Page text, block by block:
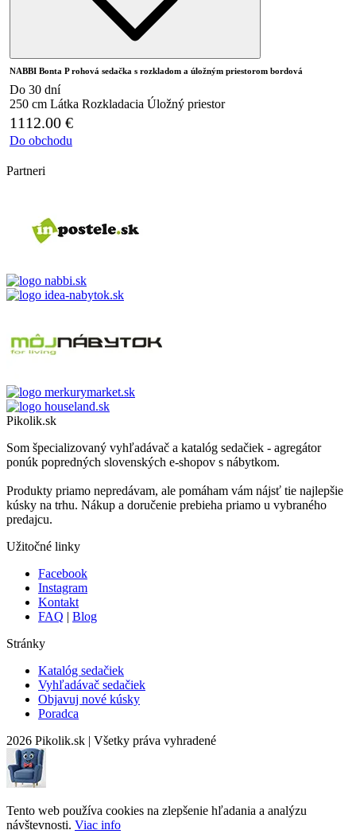
NABBI Bonta P rohová sedačka s rozkladom a úložným priestorom bordová
Do 30 dní
250 cm Látka Rozkladacia Úložný priestor
1112.00 €
Do obchodu
Partneri
Pikolik.sk
Som špecializovaný vyhľadávač a katalóg sedačiek - agregátor
ponúk popredných slovenských e-shopov s nábytkom.
Produkty priamo nepredávam, ale pomáham vám nájsť tie najlepšie
kúsky na trhu. Nákup a doručenie prebieha priamo u vybraného
predajcu.
Užitočné linky
Facebook
Instagram
Kontakt
FAQ | Blog
Stránky
Katalóg sedačiek
Vyhľadávač sedačiek
Objavuj nové kúsky
Poradca
2026 Pikolik.sk | Všetky práva vyhradené
Tento web používa cookies na zlepšenie hľadania a analýzu
návštevnosti. Viac info